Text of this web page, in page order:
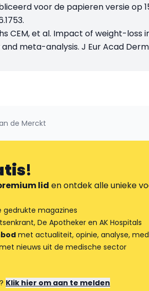
voor de papieren versie op
CEM, et al. Impact of weight-loss
meta-analysis. J Eur Acad
de Merckt
!
lid en ontdek alle unieke
gedrukte magazines
De Apotheker en AK Hospitals
met actualiteit, opinie, analyse,
nieuws uit de medische sector
Klik hier om aan te melden